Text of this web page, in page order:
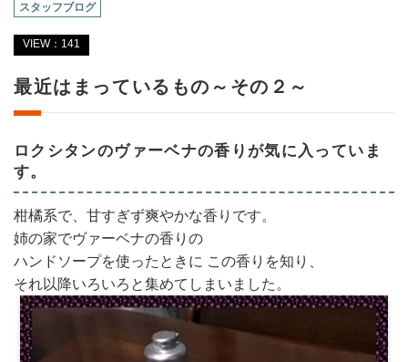
スタッフブログ
VIEW：141
最近はまっているもの～その２～
ロクシタンのヴァーベナの香りが気に入っていま
す。
柑橘系で、甘すぎず爽やかな香りです。
姉の家でヴァーベナの香りの
ハンドソープを使ったときに この香りを知り、
それ以降いろいろと集めてしまいました。